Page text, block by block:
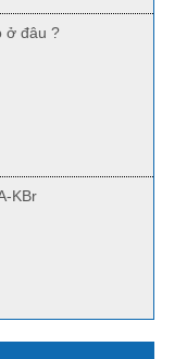
ở đâu ?
KBr